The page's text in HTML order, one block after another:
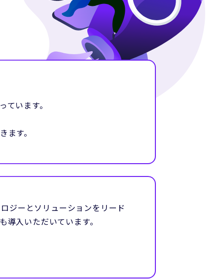
います。
ます。
ジーとソリューションをリード
入いただいています。